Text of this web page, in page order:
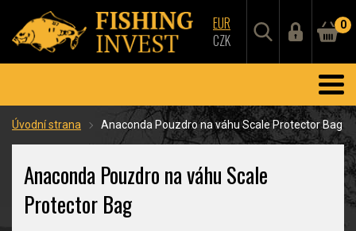
EUR
CZK
0
Úvodní strana Anaconda Pouzdro na váhu Scale Protector Bag
Anaconda Pouzdro na váhu Scale
Protector Bag